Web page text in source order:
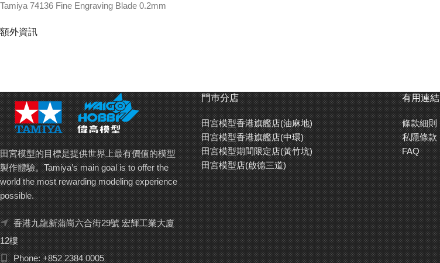
Tamiya 74136 Fine Engraving Blade 0.2mm
額外資訊
田宮模型的目標是提供世界上最有價值的模型
製作體驗。Tamiya’s main goal is to offer the
world the most rewarding modeling experience
possible.
香港九龍新蒲崗六合街29號 宏輝工業大廈
12樓
Phone: +852 2384 0005
門巿分店
田宮模型香港旗艦店(油麻地)
田宮模型香港旗艦店(中環)
田宮模型期間限定店(黃竹坑)
田宮模型店(啟德三道)
有用連結
條款細則
私隱條款
FAQ